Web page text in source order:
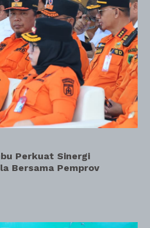
Perkuat Sinergi
Bersama Pemprov